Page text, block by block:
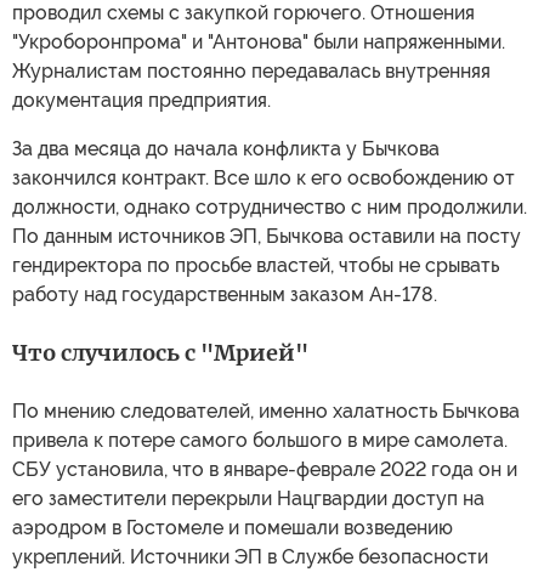
проводил схемы с закупкой горючего. Отношения
"Укроборонпрома" и "Антонова" были напряженными.
Журналистам постоянно передавалась внутренняя
документация предприятия.
За два месяца до начала конфликта у Бычкова
закончился контракт. Все шло к его освобождению от
должности, однако сотрудничество с ним продолжили.
По данным источников ЭП, Бычкова оставили на посту
гендиректора по просьбе властей, чтобы не срывать
работу над государственным заказом Ан-178.
Что случилось с "Мрией"
По мнению следователей, именно халатность Бычкова
привела к потере самого большого в мире самолета.
СБУ установила, что в январе-феврале 2022 года он и
его заместители перекрыли Нацгвардии доступ на
аэродром в Гостомеле и помешали возведению
укреплений. Источники ЭП в Службе безопасности